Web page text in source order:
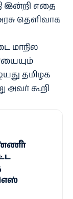
இன்றி எதை​
தெளி​வாக
மாநில
தமிழக
அவர்​ கூறி​